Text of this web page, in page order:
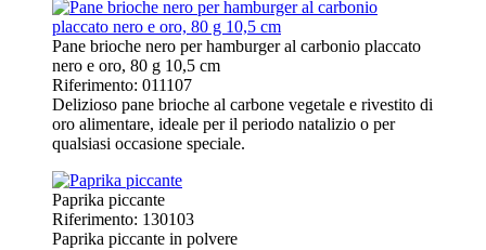
Pane brioche nero per hamburger al carbonio placcato
nero e oro, 80 g 10,5 cm
Riferimento: 011107
Delizioso pane brioche al carbone vegetale e rivestito di
oro alimentare, ideale per il periodo natalizio o per
qualsiasi occasione speciale.
Paprika piccante
Riferimento: 130103
Paprika piccante in polvere